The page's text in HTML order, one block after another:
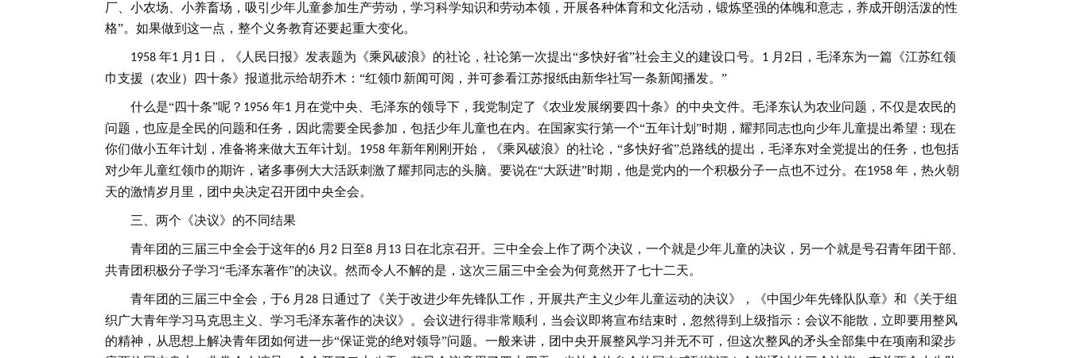
厂、小农场、小养畜场，吸引少年儿童参加生产劳动，学习科学知识和劳动本领，开展各种体育和文化活动，锻炼坚强的体魄和意志，养成开朗活泼的性
格”。如果做到这一点，整个义务教育还要起重大变化。
1958 年1 月 1 日，《人民日报》发表题为《乘风破浪》的社论，社论第一次提出“多快好省”社会主义的建设口号。 1 月 2日，毛泽东为一篇《江苏红领
巾支援（农业）四十条》报道批示给胡乔木：“红领巾新闻可阅，并可参看江苏报纸由新华社写一条新闻播发。”
什么是“四十条”呢？ 1956 年1 月在党中央、毛泽东的领导下，我党制定了《农业发展纲要四十条》的中央文件。毛泽东认为农业问题，不仅是农民的
问题，也应是全民的问题和任务，因此需要全民参加，包括少年儿童也在内。在国家实行第一个“五年计划”时期，耀邦同志也向少年儿童提出希望：现在
你们做小五年计划，准备将来做大五年计划。 1958 年新年刚刚开始，《乘风破浪》的社论，“多快好省”总路线的提出，毛泽东对全党提出的任务，也包括
对少年儿童红领巾的期许，诸多事例大大活跃刺激了耀邦同志的头脑。要说在“大跃进”时期，他是党内的一个积极分子一点也不过分。在1958 年，热火朝
天的激情岁月里，团中央决定召开团中央全会。
三、两个《决议》的不同结果
青年团的三届三中全会于这年的6 月 2 日至8 月 13 日在北京召开。三中全会上作了两个决议，一个就是少年儿童的决议，另一个就是号召青年团干部、
共青团积极分子学习“毛泽东著作”的决议。然而令人不解的是，这次三届三中全会为何竟然开了七十二天。
青年团的三届三中全会，于6 月 28 日通过了《关于改进少年先锋队工作，开展共产主义少年儿童运动的决议》，《中国少年先锋队队章》和《关于组
织广大青年学习马克思主义、学习毛泽东著作的决议》。会议进行得非常顺利，当会议即将宣布结束时，忽然得到上级指示：会议不能散，立即要用整风
的精神，从思想上解决青年团如何进一步“保证党的绝对领导”问题。一般来讲，团中央开展整风学习并无不可，但这次整风的矛头全部集中在项南和梁步